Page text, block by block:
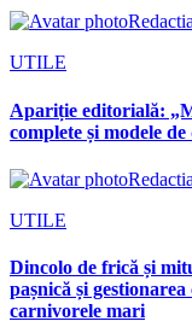
UTILE
Apariție editorială:
complete și modele
Redactia
UTILE
Dincolo de frică și
pașnică și
carnivorele mari